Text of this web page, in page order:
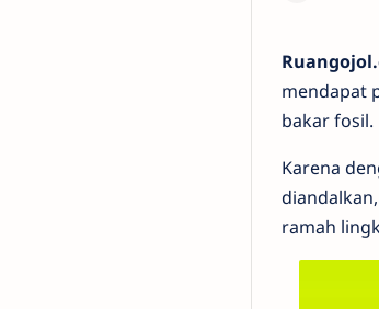
mendapat
bakar fosil.
Karena
ramah